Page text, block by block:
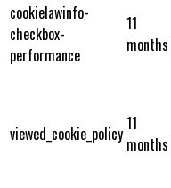
cookielawinfo-
checkbox-
performance
11
months
viewed_cookie_policy11
months